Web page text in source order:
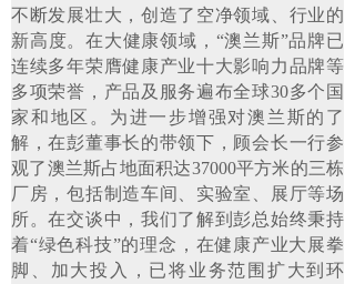
不断发展壮大，创造了空净领域、行业的
新高度。在大健康领域，“澳兰斯”品牌已
连续多年荣膺健康产业十大影响力品牌等
多项荣誉，产品及服务遍布全球30多个国
家和地区。为进一步增强对澳兰斯的了
解，在彭董事长的带领下，顾会长一行参
观了澳兰斯占地面积达37000平方米的三栋
厂房，包括制造车间、实验室、展厅等场
所。在交谈中，我们了解到彭总始终秉持
着“绿色科技”的理念，在健康产业大展拳
脚、加大投入，已将业务范围扩大到环